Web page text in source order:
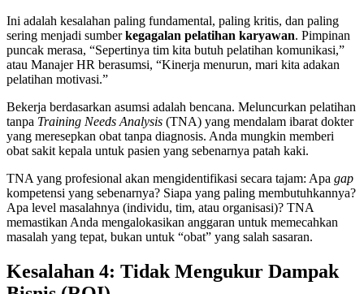
Ini adalah kesalahan paling fundamental, paling kritis, dan paling
sering menjadi sumberkegagalan pelatihan karyawan. Pimpinan
puncak merasa, “Sepertinya tim kita butuh pelatihan komunikasi,”
atau Manajer HR berasumsi, “Kinerja menurun, mari kita adakan
pelatihan motivasi.”
Bekerja berdasarkan asumsi adalah bencana. Meluncurkan pelatihan
tanpa Training Needs Analysis (TNA) yang mendalam ibarat dokter
yang meresepkan obat tanpa diagnosis. Anda mungkin memberi
obat sakit kepala untuk pasien yang sebenarnya patah kaki.
TNA yang profesional akan mengidentifikasi secara tajam: Apa gap
kompetensi yang sebenarnya? Siapa yang paling membutuhkannya?
Apa level masalahnya (individu, tim, atau organisasi)? TNA
memastikan Anda mengalokasikan anggaran untuk memecahkan
masalah yang tepat, bukan untuk “obat” yang salah sasaran.
Kesalahan 4: Tidak Mengukur Dampak